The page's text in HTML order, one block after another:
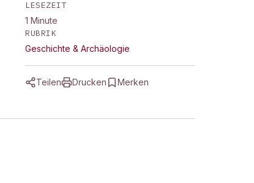
LESEZEIT
1 Minute
RUBRIK
Geschichte & Archäologie
Teilen Drucken Merken